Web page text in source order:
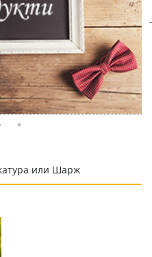
или Шарж